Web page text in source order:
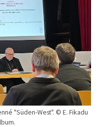
"Süden-West". © E. Fikadu